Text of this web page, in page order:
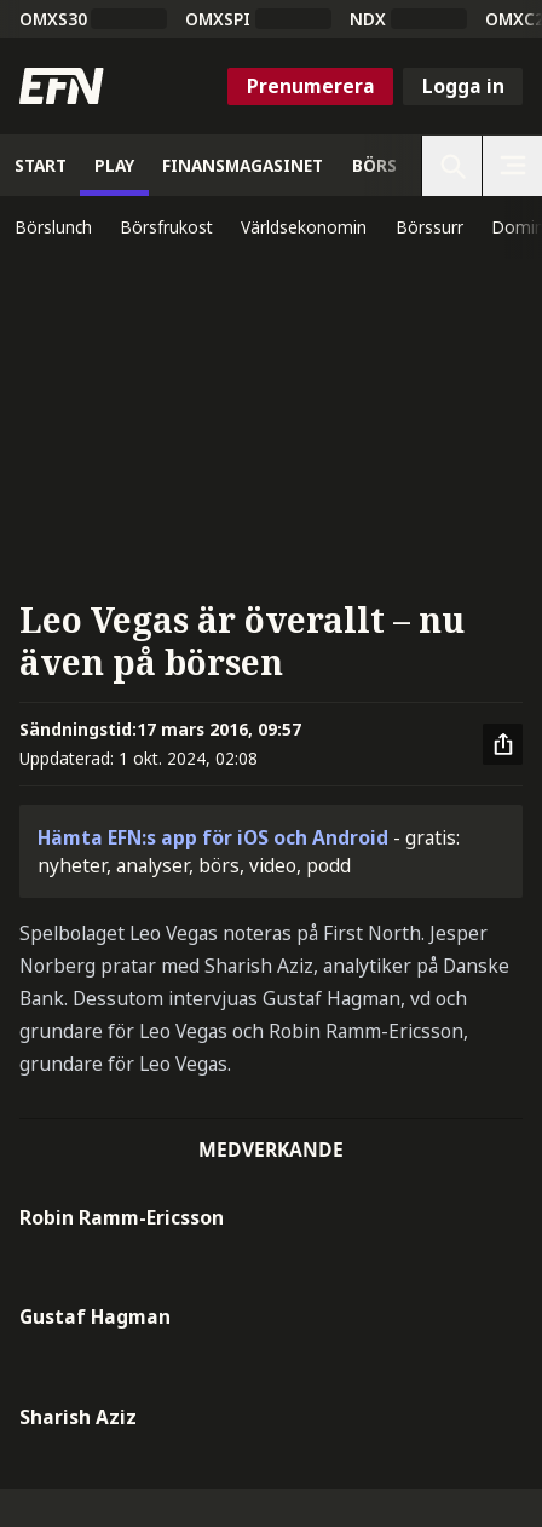
OMXS30 OMXSPI NDX
Prenumerera Logga in
START PLAY FINANSMAGASINET BÖRS
Börslunch Börsfrukost Världsekonomin Börssurr
Leo Vegas är överallt – nu
även på börsen
Sändningstid:17 mars 2016, 09:57
Uppdaterad: 1 okt. 2024, 02:08
Hämta EFN:s app för iOS och Android - gratis:
nyheter, analyser, börs, video, podd
Spelbolaget Leo Vegas noteras på First North. Jesper
Norberg pratar med Sharish Aziz, analytiker på Danske
Bank. Dessutom intervjuas Gustaf Hagman, vd och
grundare för Leo Vegas och Robin Ramm-Ericsson,
grundare för Leo Vegas.
MEDVERKANDE
Robin Ramm-Ericsson
Gustaf Hagman
Sharish Aziz